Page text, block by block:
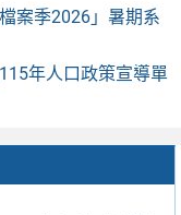
案季2026」暑期系
年人口政策宣導單